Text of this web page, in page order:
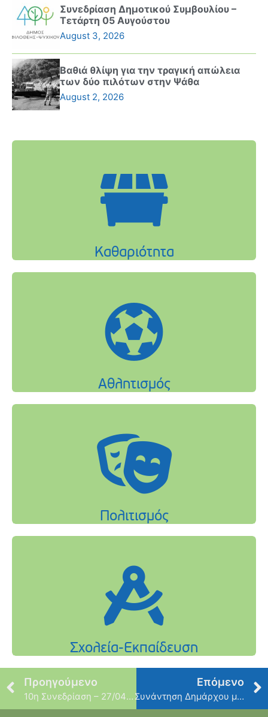
Συνεδρίαση Δημοτικού Συμβουλίου –
Τετάρτη 05 Αυγούστου
August 3, 2026
Βαθιά θλίψη για την τραγική απώλεια
των δύο πιλότων στην Ψάθα
August 2, 2026
Προηγούμενο
10η Συνεδρίαση – 27/04/2021
Επόμενο
Συνάντηση Δημάρχου με τον Αν. Υπουργό Εσωτερικών